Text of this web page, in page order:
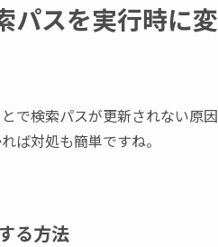
パスを実行時に変
で検索パスが更新されない原因
ば対処も簡単ですね。
る方法